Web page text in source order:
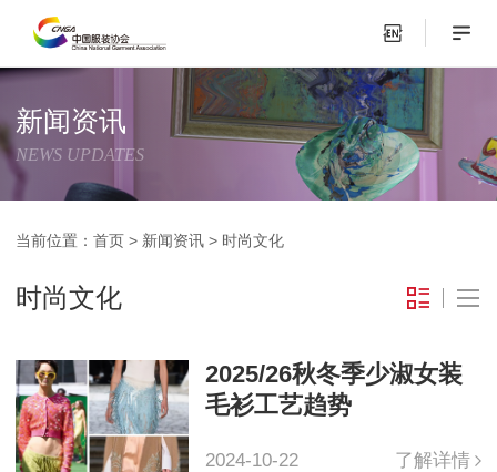
新闻资讯
NEWS UPDATES
当前位置：首页 > 新闻资讯 > 时尚文化
时尚文化
2025/26秋冬季少淑女装
毛衫工艺趋势
2024-10-22 了解详情